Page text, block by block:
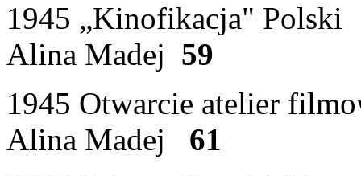
1945 „Kinofikacja" Polski
Alina Madej 59
1945 Otwarcie atelier
Alina Madej 61